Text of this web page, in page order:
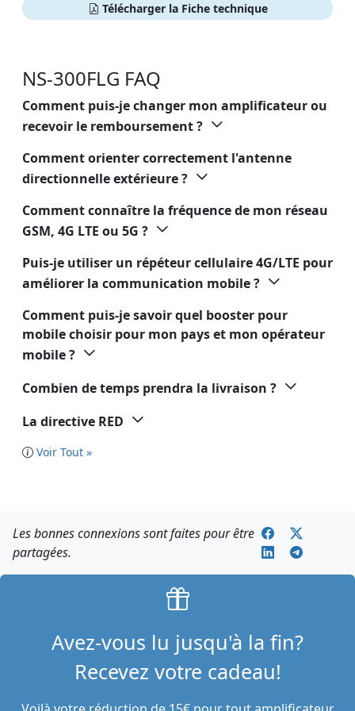
Télécharger la Fiche technique
NS-300FLG FAQ
Comment puis-je changer mon amplificateur ou
recevoir le remboursement ?
Comment orienter correctement l'antenne
directionnelle extérieure ?
Comment connaître la fréquence de mon réseau
GSM, 4G LTE ou 5G ?
Puis-je utiliser un répéteur cellulaire 4G/LTE pour
améliorer la communication mobile ?
Comment puis-je savoir quel booster pour
mobile choisir pour mon pays et mon opérateur
mobile ?
Combien de temps prendra la livraison ?
La directive RED
Voir Tout »
Les bonnes connexions sont faites pour être
partagées.
Avez-vous lu jusqu'à la fin?
Recevez votre cadeau!